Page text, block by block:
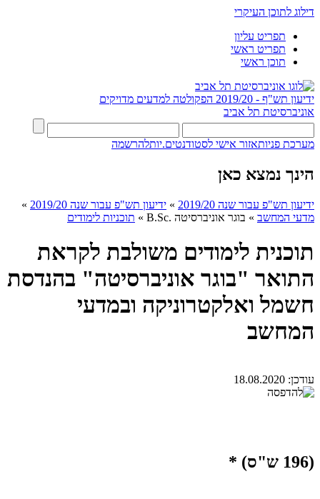
דילוג לתוכן העיקרי
תפריט עליון
תפריט ראשי
תוכן ראשי
ידיעון תש"ף - 2019/20
הפקולטה למדעים מדויקים
אוניברסיטת תל אביב
מערכת פניותאזור אישי לסטודנטים.יותלהרשמה
הינך נמצא כאן
ידיעון תש"פ עבור שנה 2019/20 » ידיעון תש"פ עבור שנה 2019/20
»
מדעי המחשב » בוגר אוניברסיטה .B.Sc » תוכניות לימודים
תוכנית לימודים משולבת לקראת
התואר "בוגר אוניברסיטה" בהנדסת
חשמל ואלקטרוניקה ובמדעי
המחשב
עודכן: 18.08.2020
(196 ש"ס) *